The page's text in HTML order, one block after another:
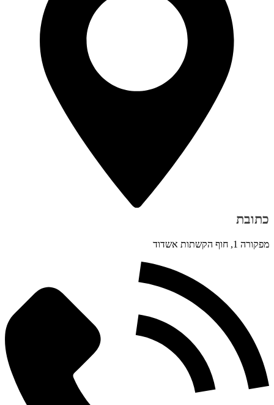
כתובת
מפקורה 1, חוף הקשתות אשדוד